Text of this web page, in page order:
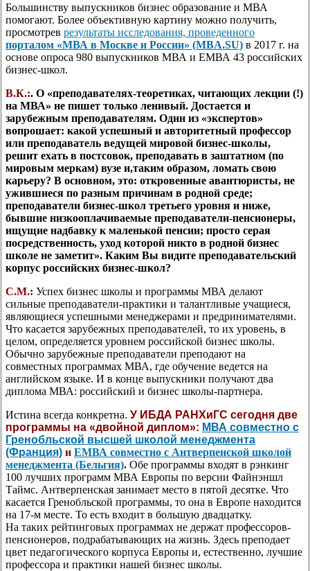
Большинству выпускников бизнес образование и МВА
помогают. Более объективную картину можно получить,
просмотрев результаты исследования, проведенного
порталом «МВА в Москве и России» (MBA.SU) в 2017 г. на
основе опроса 980 выпускников МВА и ЕМВА 43 российских
бизнес-школ.
В.К.:. О «преподавателях-теоретиках, читающих лекции (!)
на МВА» не пишет только ленивый. Достается и
зарубежным преподавателям. Один из «экспертов»
вопрошает: какой успешный и авторитетный профессор
или преподаватель ведущей мировой бизнес-школы,
решит ехать в постсовок, преподавать в заштатном (по
мировым меркам) вузе и,таким образом, ломать свою
карьеру? В основном, это: откровенные авантюристы, не
ужившиеся по разным причинам в родной среде;
преподаватели бизнес-школ третьего уровня и ниже,
бывшие низкооплачиваемые преподаватели-пенсионеры,
ищущие надбавку к маленькой пенсии; просто серая
посредственность, уход которой никто в родной бизнес
школе не заметит». Каким Вы видите преподавательский
корпус российских бизнес-школ?
С.М.: Успех бизнес школы и программы МВА делают
сильные преподаватели-практики и талантливые учащиеся,
являющиеся успешными менеджерами и предринимателями.
Что касается зарубежных преподавателей, то их уровень, в
целом, определяется уровнем российской бизнес школы.
Обычно зарубежные преподаватели преподают на
совместных программах МВА, где обучение ведется на
английском языке. И в конце выпускники получают два
диплома МВА: российский и бизнес школы-партнера.
Истина всегда конкретна. У ИБДА РАНХиГС сегодня две
программы на «двойной диплом»: МВА совместно с
Гренобльской высшей школой менеджмента
(Франция) и ЕМВА совместно с Антверпенской школой
менеджмента (Бельгия). Обе программы входят в рэнкинг
100 лучших программ МВА Европы по версии Файнэншл
Таймс. Антверпенская занимает место в пятой десятке. Что
касается Гренобльской программы, то она в Европе находится
на 17-м месте. То есть входит в большую двадцатку.
На таких рейтинговых программах не держат профессоров-
пенсионеров, подрабатывающих на жизнь. Здесь преподает
цвет педагогического корпуса Европы и, естественно, лучшие
профессора и практики нашей бизнес школы.